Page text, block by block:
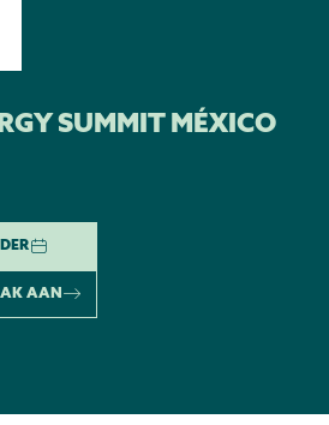
SUMMIT MÉXICO
AAN